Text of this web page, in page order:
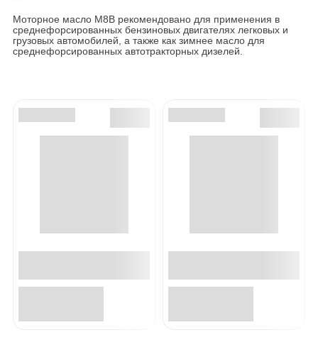
Моторное масло М8В рекомендовано для применения в
среднефорсированных бензиновых двигателях легковых и
грузовых автомобилей, а также как зимнее масло для
среднефорсированных автотракторных дизелей.